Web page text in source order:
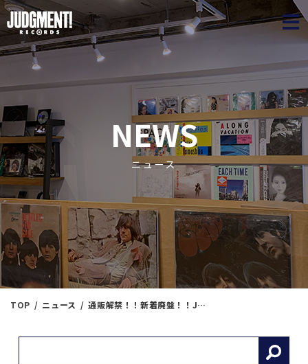
NEWS
ニュース
TOP ニュース 通販解禁！！新着廃盤！！JAZZ＜新入荷情報＞ 本日（3/22）11：00出品 ！！※通販リスト付